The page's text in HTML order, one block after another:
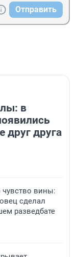
Отправить
в
друга
чувство вины:
сделал
разведбате